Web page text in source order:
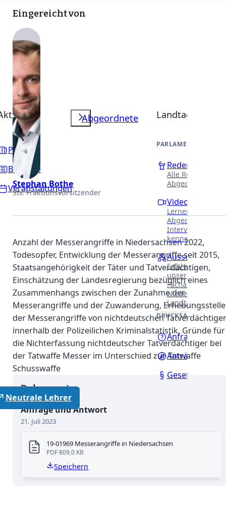
Presse
Beiträge
Veranstaltungen
Abgeordnete Landtag
Reden
Alle Reden
Abgeordneten.
Videothek
Lernen Sie
Abgeordneten in
Interviews näher
kennen.
Ausschüsse
Erfahren Sie
unsere Arbeit in
Landtages.
DRUCKSACHEN
Anfragen
Anträge
Neutrale Lehrer
Anzahl der Messerangriffe in Niedersachsen 2022,
Todesopfer, Entwicklung der Messerangriffe seit 2015,
Staatsangehörigkeit der Täter und Tatverdächtigen,
Einschätzung der Landesregierung bezüglich eines
Zusammenhangs zwischen der Zunahme der
Messerangriffe und der Zuwanderung, Erhebungsstelle
der Messerangriffe von nichtdeutschen
innerhalb der Polizeilichen Kriminalstatistik, Gründe für
die Nichterfassung nichtdeutscher Tatverdächtiger bei
der Tatwaffe Messer im Unterschied zur Tatwaffe
Schusswaffe
Dokumente
Anfrage und Antwort
21. Juli 2023
19-01969 Messerangriffe in Niedersachsen
PDF809,0 KB
Speichern
Eingereicht von
Stephan Bothe
Stv. Fraktionsvorsitzender